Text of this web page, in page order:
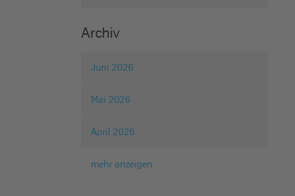
Archiv
Juni 2026
Mai 2026
April 2026
mehr anzeigen